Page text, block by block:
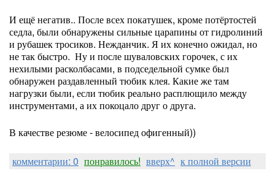
И ещё негатив.. После всех покатушек, кроме потёртостей
седла, были обнаружены сильные царапины от гидролиний
и рубашек тросиков. Нежданчик. Я их конечно ожидал, но
не так быстро. Ну и после шуваловских горочек, с их
нехилыми расколбасами, в подседельной сумке был
обнаружен раздавленный тюбик клея. Какие же там
нагрузки были, если тюбик реально расплющило между
инструментами, а их покоцало друг о друга.
В качестве резюме - велосипед офигенный))
комментарии: 0 понравилось! вверх^ к полной версии